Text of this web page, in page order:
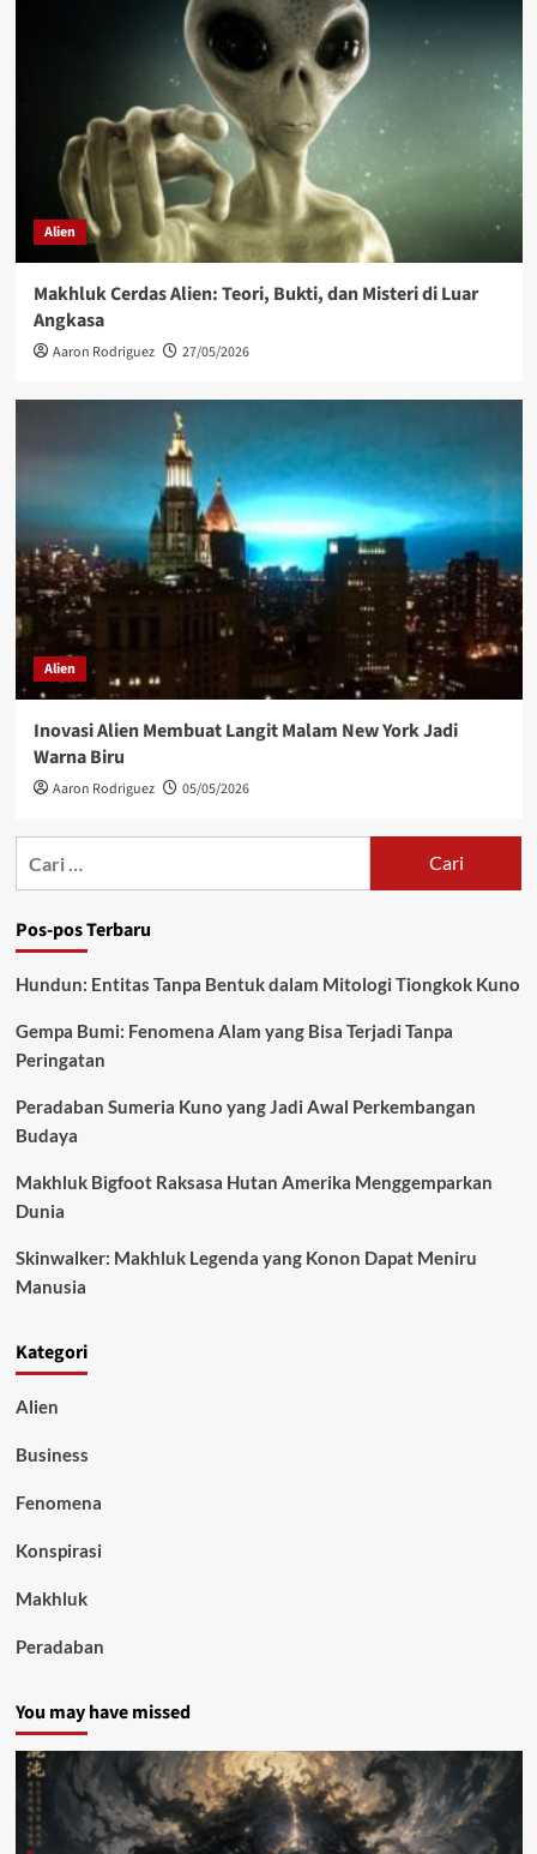
Alien
Makhluk Cerdas Alien: Teori, Bukti, dan Misteri di Luar
Angkasa
Aaron Rodriguez 27/05/2026
Alien
Inovasi Alien Membuat Langit Malam New York Jadi
Warna Biru
Aaron Rodriguez 05/05/2026
Pos-pos Terbaru
Hundun: Entitas Tanpa Bentuk dalam Mitologi Tiongkok Kuno
Gempa Bumi: Fenomena Alam yang Bisa Terjadi Tanpa
Peringatan
Peradaban Sumeria Kuno yang Jadi Awal Perkembangan
Budaya
Makhluk Bigfoot Raksasa Hutan Amerika Menggemparkan
Dunia
Skinwalker: Makhluk Legenda yang Konon Dapat Meniru
Manusia
Kategori
Alien
Business
Fenomena
Konspirasi
Makhluk
Peradaban
You may have missed